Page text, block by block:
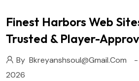
Finest Harbors Web
Trusted & Player-
By Bkreyanshsoul@gmail.com
2026